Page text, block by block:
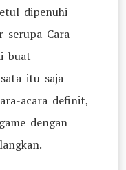
dipenuhi
serupa Cara
buat
itu saja
acara definit,
dengan